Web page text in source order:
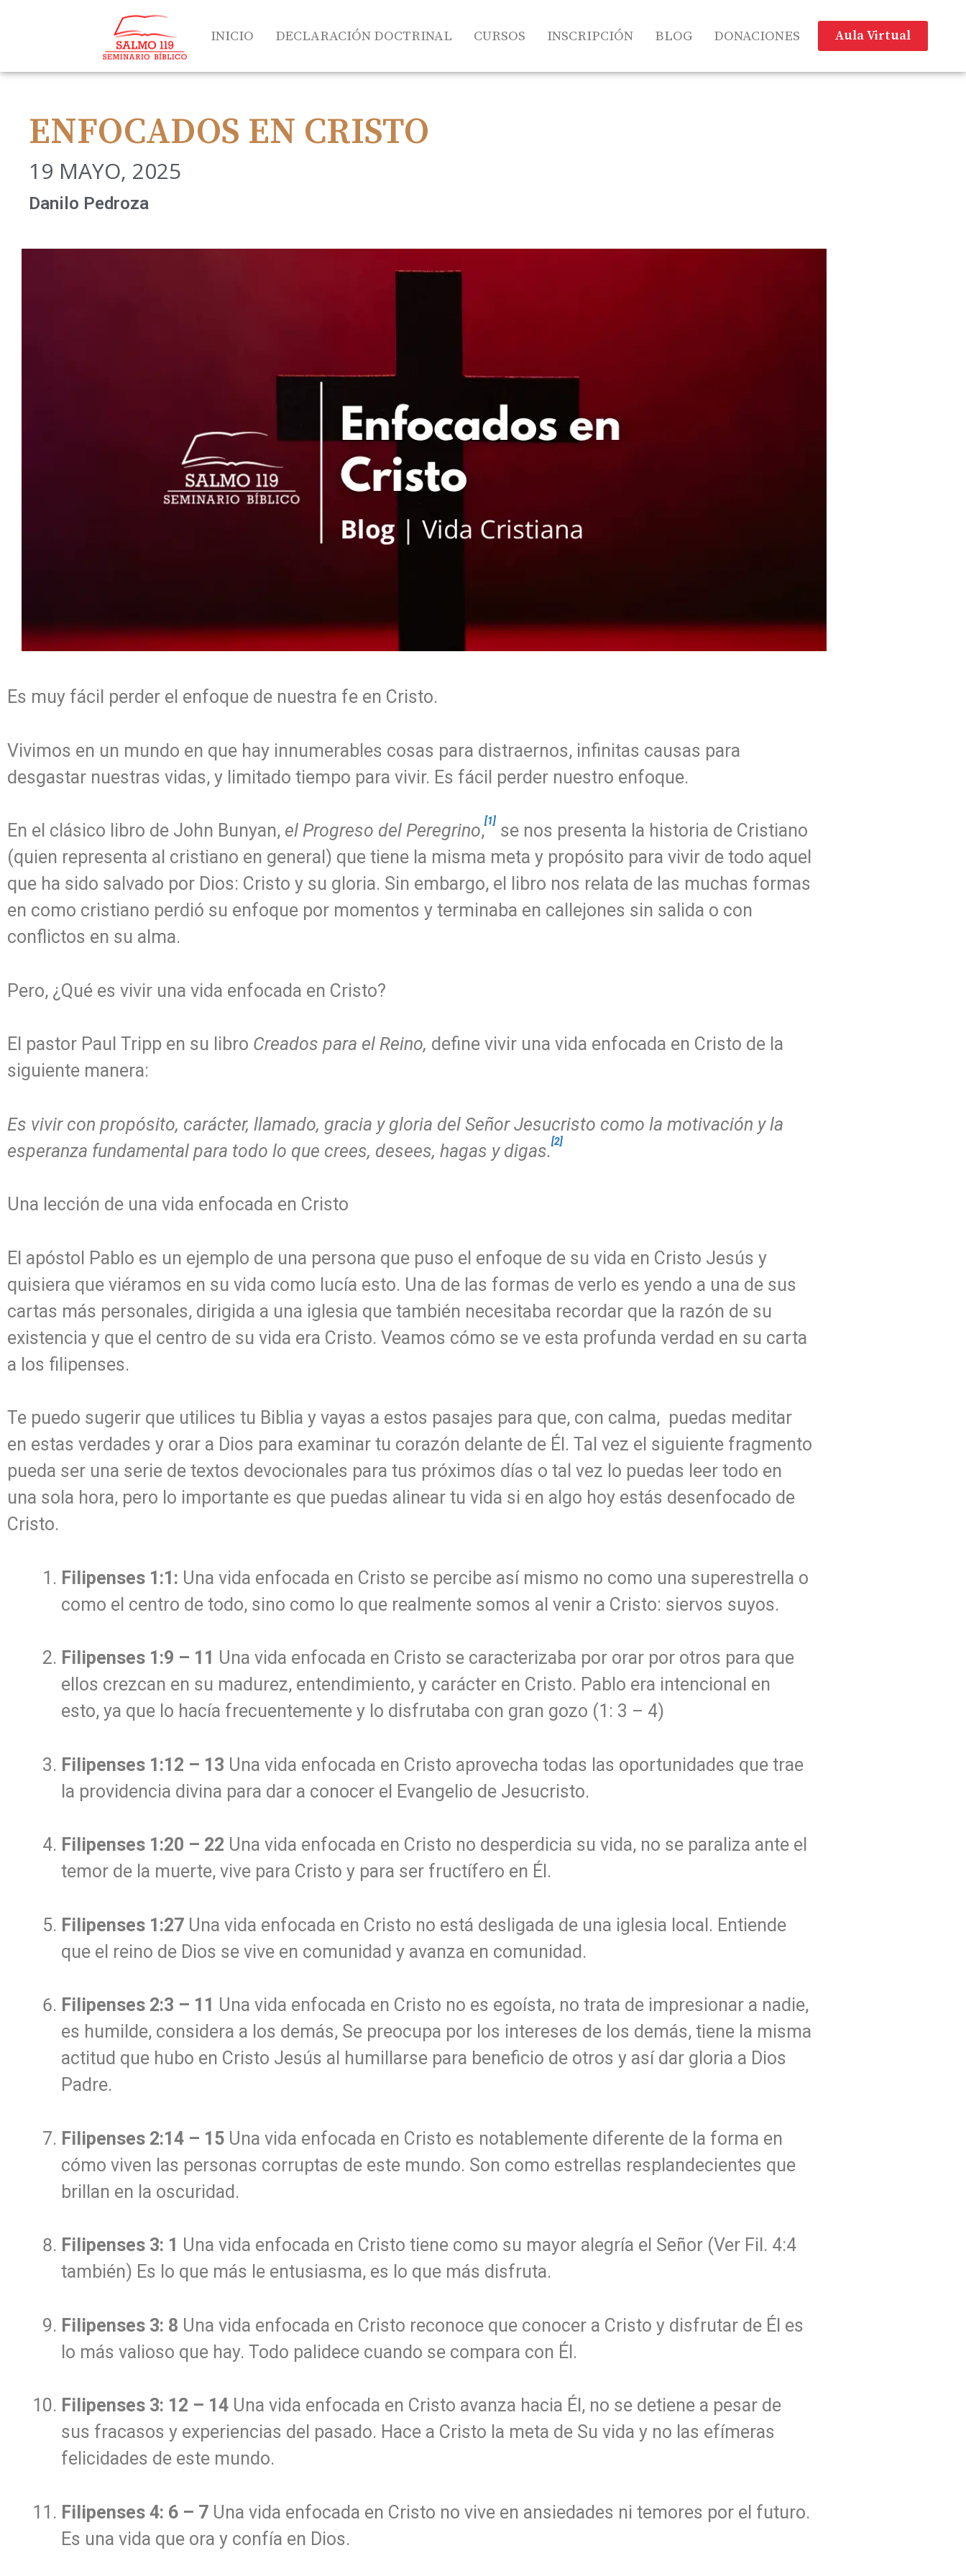
INICIO DECLARACIÓN DOCTRINAL CURSOS INSCRIPCIÓN BLOG DONACIONES Aula Virtual
ENFOCADOS EN CRISTO
19 MAYO, 2025
Danilo Pedroza
Es muy fácil perder el enfoque de nuestra fe en Cristo.
Vivimos en un mundo en que hay innumerables cosas para distraernos, infinitas causas para
desgastar nuestras vidas, y limitado tiempo para vivir. Es fácil perder nuestro enfoque.
En el clásico libro de John Bunyan, el Progreso del Peregrino,[1] se nos presenta la historia de Cristiano
(quien representa al cristiano en general) que tiene la misma meta y propósito para vivir de todo aquel
que ha sido salvado por Dios: Cristo y su gloria. Sin embargo, el libro nos relata de las muchas formas
en como cristiano perdió su enfoque por momentos y terminaba en callejones sin salida o con
conflictos en su alma.
Pero, ¿Qué es vivir una vida enfocada en Cristo?
El pastor Paul Tripp en su libro Creados para el Reino, define vivir una vida enfocada en Cristo de la
siguiente manera:
Es vivir con propósito, carácter, llamado, gracia y gloria del Señor Jesucristo como la motivación y la
esperanza fundamental para todo lo que crees, desees, hagas y digas.[2]
Una lección de una vida enfocada en Cristo
El apóstol Pablo es un ejemplo de una persona que puso el enfoque de su vida en Cristo Jesús y
quisiera que viéramos en su vida como lucía esto. Una de las formas de verlo es yendo a una de sus
cartas más personales, dirigida a una iglesia que también necesitaba recordar que la razón de su
existencia y que el centro de su vida era Cristo. Veamos cómo se ve esta profunda verdad en su carta
a los filipenses.
Te puedo sugerir que utilices tu Biblia y vayas a estos pasajes para que, con calma, puedas meditar
en estas verdades y orar a Dios para examinar tu corazón delante de Él. Tal vez el siguiente fragmento
pueda ser una serie de textos devocionales para tus próximos días o tal vez lo puedas leer todo en
una sola hora, pero lo importante es que puedas alinear tu vida si en algo hoy estás desenfocado de
Cristo.
Filipenses 1:1: Una vida enfocada en Cristo se percibe así mismo no como una superestrella o
como el centro de todo, sino como lo que realmente somos al venir a Cristo: siervos suyos.
Filipenses 1:9 – 11 Una vida enfocada en Cristo se caracterizaba por orar por otros para que
ellos crezcan en su madurez, entendimiento, y carácter en Cristo. Pablo era intencional en
esto, ya que lo hacía frecuentemente y lo disfrutaba con gran gozo (1: 3 – 4)
Filipenses 1:12 – 13 Una vida enfocada en Cristo aprovecha todas las oportunidades que trae
la providencia divina para dar a conocer el Evangelio de Jesucristo.
Filipenses 1:20 – 22 Una vida enfocada en Cristo no desperdicia su vida, no se paraliza ante el
temor de la muerte, vive para Cristo y para ser fructífero en Él.
Filipenses 1:27 Una vida enfocada en Cristo no está desligada de una iglesia local. Entiende
que el reino de Dios se vive en comunidad y avanza en comunidad.
Filipenses 2:3 – 11 Una vida enfocada en Cristo no es egoísta, no trata de impresionar a nadie,
es humilde, considera a los demás, Se preocupa por los intereses de los demás, tiene la misma
actitud que hubo en Cristo Jesús al humillarse para beneficio de otros y así dar gloria a Dios
Padre.
Filipenses 2:14 – 15 Una vida enfocada en Cristo es notablemente diferente de la forma en
cómo viven las personas corruptas de este mundo. Son como estrellas resplandecientes que
brillan en la oscuridad.
Filipenses 3: 1 Una vida enfocada en Cristo tiene como su mayor alegría el Señor (Ver Fil. 4:4
también) Es lo que más le entusiasma, es lo que más disfruta.
Filipenses 3: 8 Una vida enfocada en Cristo reconoce que conocer a Cristo y disfrutar de Él es
lo más valioso que hay. Todo palidece cuando se compara con Él.
Filipenses 3: 12 – 14 Una vida enfocada en Cristo avanza hacia Él, no se detiene a pesar de
sus fracasos y experiencias del pasado. Hace a Cristo la meta de Su vida y no las efímeras
felicidades de este mundo.
Filipenses 4: 6 – 7 Una vida enfocada en Cristo no vive en ansiedades ni temores por el futuro.
Es una vida que ora y confía en Dios.